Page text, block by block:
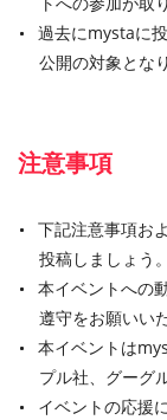
過去にmystaに
公開の対象とな
注意事項
下記注意事項お
投稿しましょう。
本イベントへの
遵守をお願いい
本イベントは
プル社、グーグ
イベントの応援